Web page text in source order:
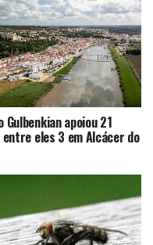
Gulbenkian apoiou 21
eles 3 em Alcácer do